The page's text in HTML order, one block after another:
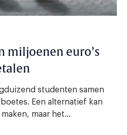
miljoenen euro’s
studenten samen
Een alternatief kan
maar het...